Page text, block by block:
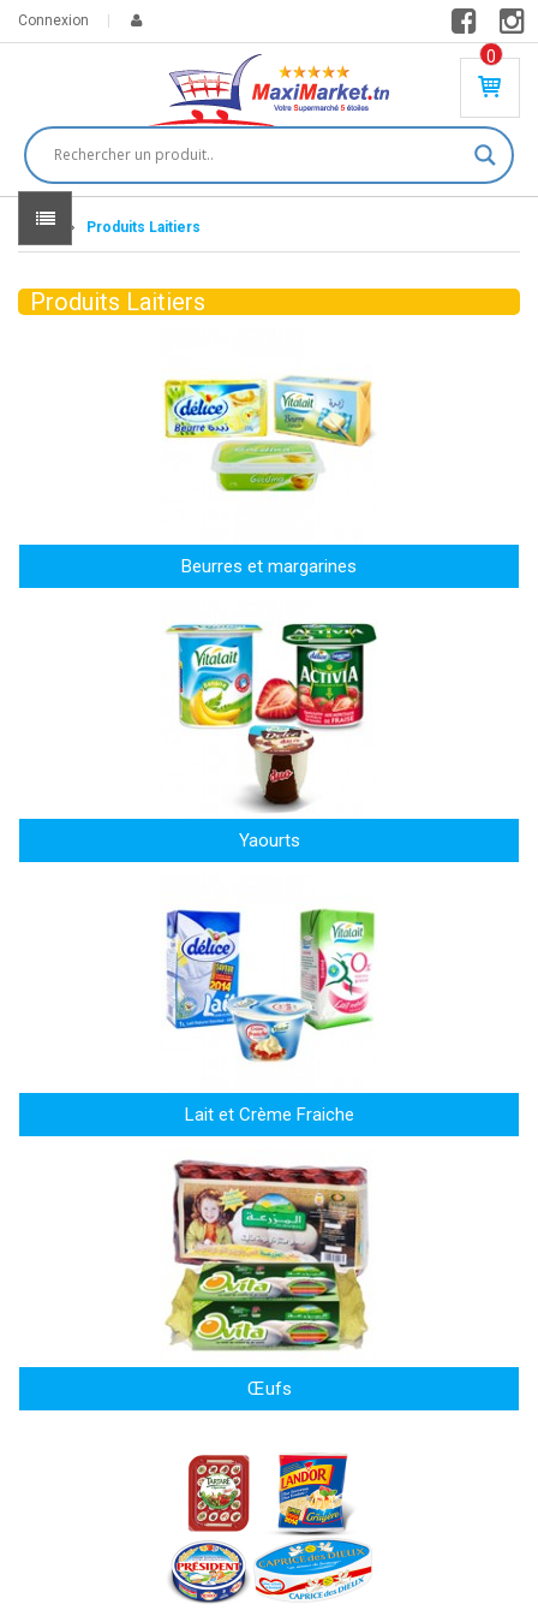
Connexion
0
PR
DU
IT(
S)
0
DT
Home Produits Laitiers
Produits Laitiers
Beurres et margarines
Yaourts
Lait et Crème Fraiche
Œufs